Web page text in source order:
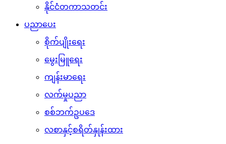
နိုင်ငံတကာသတင်း
ပညာပေး
စိုက်ပျိုးရေး
မွေးမြူရေး
ကျန်းမာရေး
လက်မှုပညာ
စစ်ဘက်ဥပဒေ
လစာနှင့်စရိတ်နှုန်းထား